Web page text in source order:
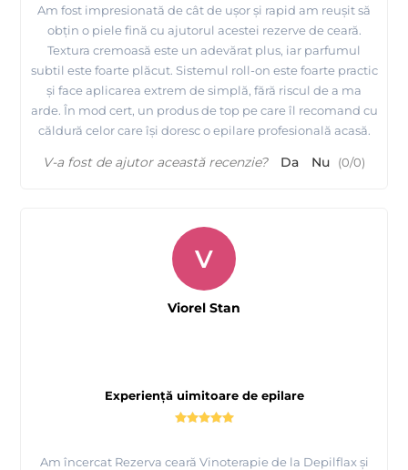
Am fost impresionată de cât de ușor și rapid am reușit să
obțin o piele fină cu ajutorul acestei rezerve de ceară.
Textura cremoasă este un adevărat plus, iar parfumul
subtil este foarte plăcut. Sistemul roll-on este foarte practic
și face aplicarea extrem de simplă, fără riscul de a ma
arde. În mod cert, un produs de top pe care îl recomand cu
căldură celor care își doresc o epilare profesională acasă.
V-a fost de ajutor această recenzie? Da Nu (0/0)
Experiență uimitoare de epilare
Am încercat Rezerva ceară Vinoterapie de la Depilflax și
V
Viorel Stan